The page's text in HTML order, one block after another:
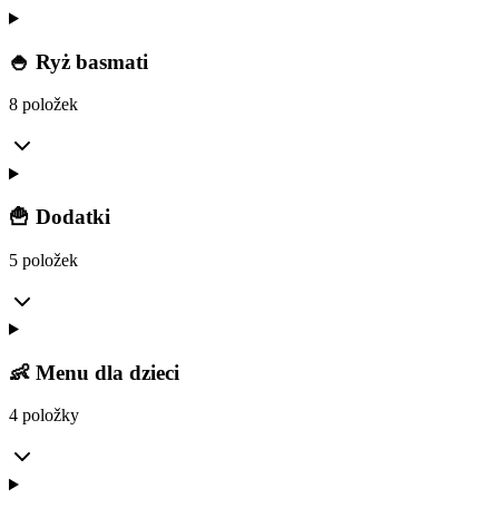
🍚 Ryż basmati
8 položek
🍟 Dodatki
5 položek
👶 Menu dla dzieci
4 položky